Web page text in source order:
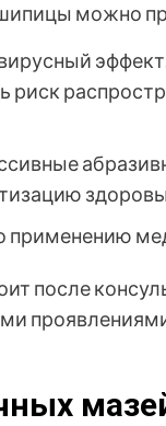
можно
риск
применению
после